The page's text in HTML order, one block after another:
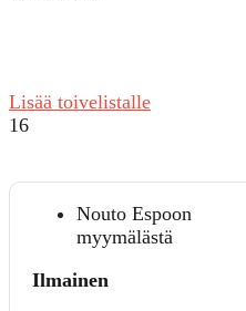
Lisää toivelistalle
16
Nouto Espoon
myymälästä
Ilmainen